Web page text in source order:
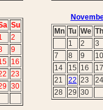
Su
2
9
16
23
30
Mn Tu We Th
1
2
3
7
8 9
10
14
15 16
17
21
22 23
24
28
29 30